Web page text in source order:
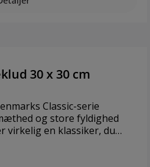
er kraftigt og
30 x 30 cm
Classic-serie
og store fyldighed
virkelig en klassiker, du
der kan vaskes ved 60
100 by OEKO-TEX® cert. nr.